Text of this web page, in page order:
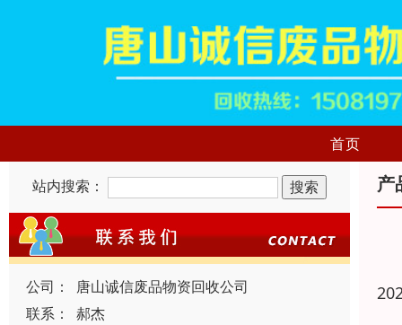
首页
站内搜索：
公司：
唐山诚信废品物资回收公司
联系：
郝杰
产